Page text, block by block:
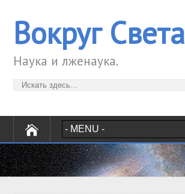
Вокруг Света
Наука и лженаука.